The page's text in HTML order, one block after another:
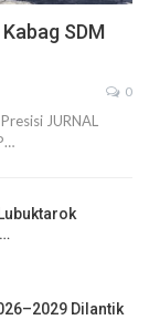
SDM
0
JURNAL
Dilantik